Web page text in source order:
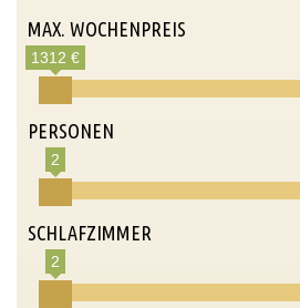
MAX. WOCHENPREIS
1312 €
PERSONEN
2
SCHLAFZIMMER
2